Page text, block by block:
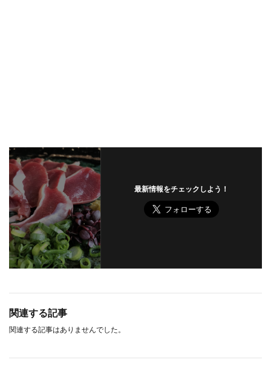
最新情報をチェックしよう！
関連する記事
関連する記事はありませんでした。